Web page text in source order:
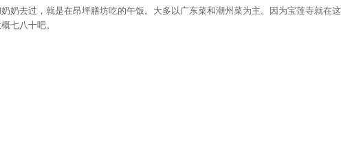
奶去过，就是在昂坪膳坊吃的午饭。大多以广东菜和潮州菜为主。因为宝莲寺就在这
七八十吧。